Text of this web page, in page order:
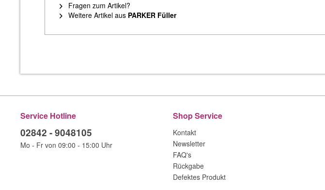
Fragen zum Artikel?
Weitere Artikel aus PARKER Füller
Service Hotline
02842 - 9048105
Mo - Fr von 09:00 - 15:00 Uhr
Shop Service
Kontakt
Newsletter
FAQ's
Rückgabe
Defektes Produkt